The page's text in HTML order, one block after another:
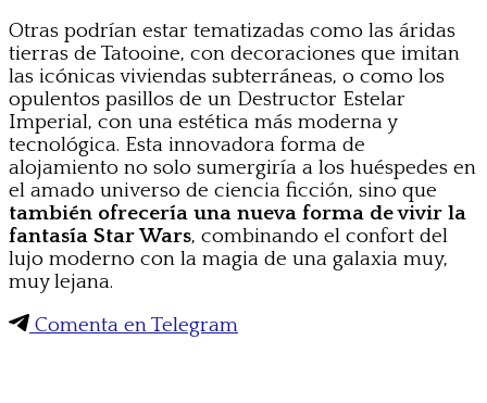
Otras podrían estar tematizadas como las áridas
tierras de Tatooine, con decoraciones que imitan
las icónicas viviendas subterráneas, o como los
opulentos pasillos de un Destructor Estelar
Imperial, con una estética más moderna y
tecnológica. Esta innovadora forma de
alojamiento no solo sumergiría a los huéspedes en
el amado universo de ciencia ficción, sino que
también ofrecería una nueva forma de vivir la
fantasía Star Wars, combinando el confort del
lujo moderno con la magia de una galaxia muy,
muy lejana.
Comenta en Telegram